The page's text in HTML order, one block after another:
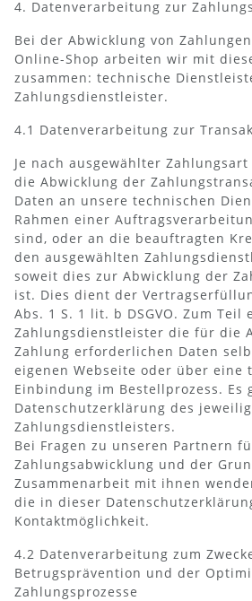
4. Datenverarbeitung zur
Bei der Abwicklung von
Online-Shop arbeiten wir mit
zusammen: technische
Zahlungsdienstleister.
4.1 Datenverarbeitung zur
Je nach ausgewählter
die Abwicklung der
Daten an unsere technischen
Rahmen einer
sind, oder an die beauftragten
den ausgewählten
soweit dies zur Abwicklung der
ist. Dies dient der
Abs. 1 S. 1 lit. b DSGVO. Zum Teil
Zahlungsdienstleister die für die
Zahlung erforderlichen Daten
eigenen Webseite oder über eine
Einbindung im Bestellprozess. Es
Datenschutzerklärung des
Zahlungsdienstleisters.
Bei Fragen zu unseren Partnern
Zahlungsabwicklung und der
Zusammenarbeit mit ihnen
die in dieser
Kontaktmöglichkeit.
4.2 Datenverarbeitung zum
Betrugsprävention und der
Zahlungsprozesse